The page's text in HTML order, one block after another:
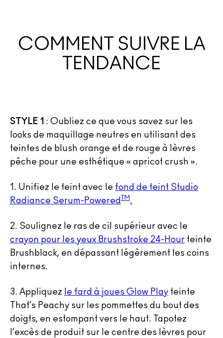
COMMENT SUIVRE LA
TENDANCE
STYLE 1 : Oubliez ce que vous savez sur les
looks de maquillage neutres en utilisant des
teintes de blush orange et de rouge à lèvres
pêche pour une esthétique « apricot crush ».
1. Unifiez le teint avec le fond de teint Studio
Radiance Serum-Powered TM .
2. Soulignez le ras de cil supérieur avec le
crayon pour les yeux Brushstroke 24-Hour teinte
Brushblack, en dépassant légèrement les coins
internes.
3. Appliquez le fard à joues Glow Play teinte
That’s Peachy sur les pommettes du bout des
doigts, en estompant vers le haut. Tapotez
l’excès de produit sur le centre des lèvres pour